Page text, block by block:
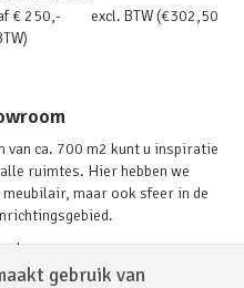
gebruik van
€ 250,- excl. BTW (€302,50
van ca. 700 m2 kunt u inspiratie
ruimtes. Hier hebben we
maar ook sfeer in de